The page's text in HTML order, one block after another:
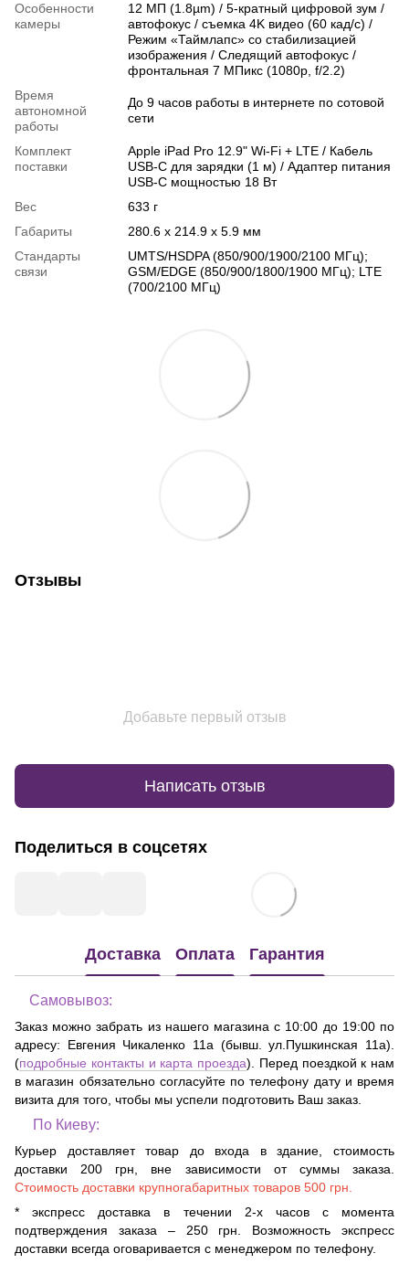
Особенности
камеры
12 МП (1.8µm) / 5‑кратный цифровой зум /
автофокус / съемка 4K видео (60 кад/c) /
Режим «Таймлапс» со стабилизацией
изображения / Следящий автофокус /
фронтальная 7 МПикс (1080p, f/2.2)
Время
автономной
работы
До 9 часов работы в интернете по сотовой
сети
Комплект
поставки
Apple iPad Pro 12.9" Wi-Fi + LTE / Кабель
USB‑C для зарядки (1 м) / Адаптер питания
USB‑C мощностью 18 Вт
Вес
633 г
Габариты
280.6 x 214.9 x 5.9 мм
Стандарты
связи
UMTS/HSDPA (850/900/1900/2100 МГц);
GSM/EDGE (850/900/1800/1900 МГц); LTE
(700/2100 МГц)
Отзывы
Добавьте первый отзыв
Написать отзыв
Поделиться в соцсетях
Доставка Оплата Гарантия
Самовывоз:
Заказ можно забрать из нашего магазина с 10:00 до 19:00 по
адресу: Евгения Чикаленко 11а (бывш. ул.Пушкинская 11а)
(подробные контакты и карта проезда). Перед поездкой к нам
в магазин обязательно согласуйте по телефону дату и время
визита для того, чтобы мы успели подготовить Ваш заказ.
По Киеву:
Курьер доставляет товар до входа в здание, стоимость
доставки 200 грн, вне зависимости от суммы заказа.
Стоимость доставки крупногабаритных товаров 500 грн.
* экспресс доставка в течении 2-х часов с момента
подтверждения заказа – 250 грн. Возможность экспресс
доставки всегда оговаривается с менеджером по телефону.